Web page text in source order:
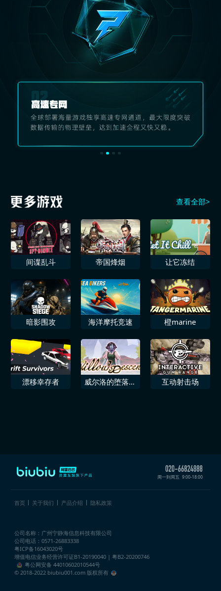
查看全部>
间谍乱斗 帝国烽烟 让它冻结
暗影围攻 海洋摩托竞速 橙marine
漂移幸存者
威尔洛的堕落进
互动射击场
周一到周五 9:00-18:00
首页 关于我们 产品介绍 隐私政策
公司名称：广州宁静海信息科技有限公司
公司电话：0571-26883338
粤ICP备16043020号
增值电信业务经营许可证B1-20190040 | 粤B2-20200746
粤公网安备 44010602010544号
© 2018-2022 biubiu001.com 版权所有